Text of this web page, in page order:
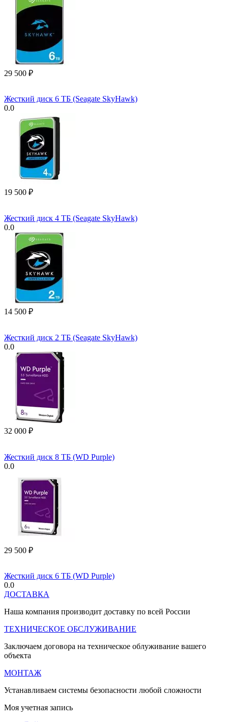
29 500 ₽
Жесткий диск 6 ТБ (Seagate SkyHawk)
0.0
19 500 ₽
Жесткий диск 4 ТБ (Seagate SkyHawk)
0.0
14 500 ₽
Жесткий диск 2 ТБ (Seagate SkyHawk)
0.0
32 000 ₽
Жесткий диск 8 ТБ (WD Purple)
0.0
29 500 ₽
Жесткий диск 6 ТБ (WD Purple)
0.0
ДОСТАВКА
Наша компания производит доставку по всей России
ТЕХНИЧЕСКОЕ ОБСЛУЖИВАНИЕ
Заключаем договора на техническое облуживание вашего
объекта
МОНТАЖ
Устанавливаем системы безопасности любой сложности
Моя учетная запись